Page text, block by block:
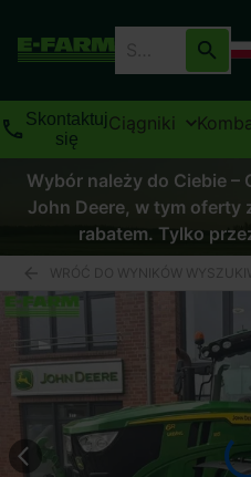
Skontaktuj
się
Ciągniki
Wybór należy do Ciebie
John Deere, w tym oferty
rabatem. Tylko
WRÓĆ DO WYNIKÓW